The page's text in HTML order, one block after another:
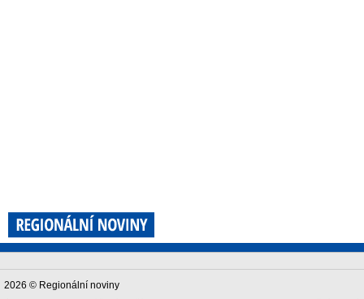
2026 © Regionální noviny